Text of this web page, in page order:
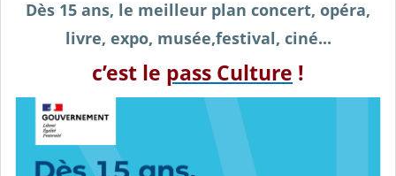
Dès 15 ans, le meilleur plan concert, opéra,
livre, expo, musée,festival, ciné...
c’est le pass Culture !